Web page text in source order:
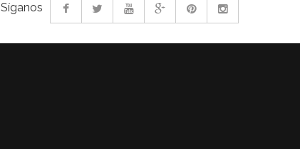
Síganos